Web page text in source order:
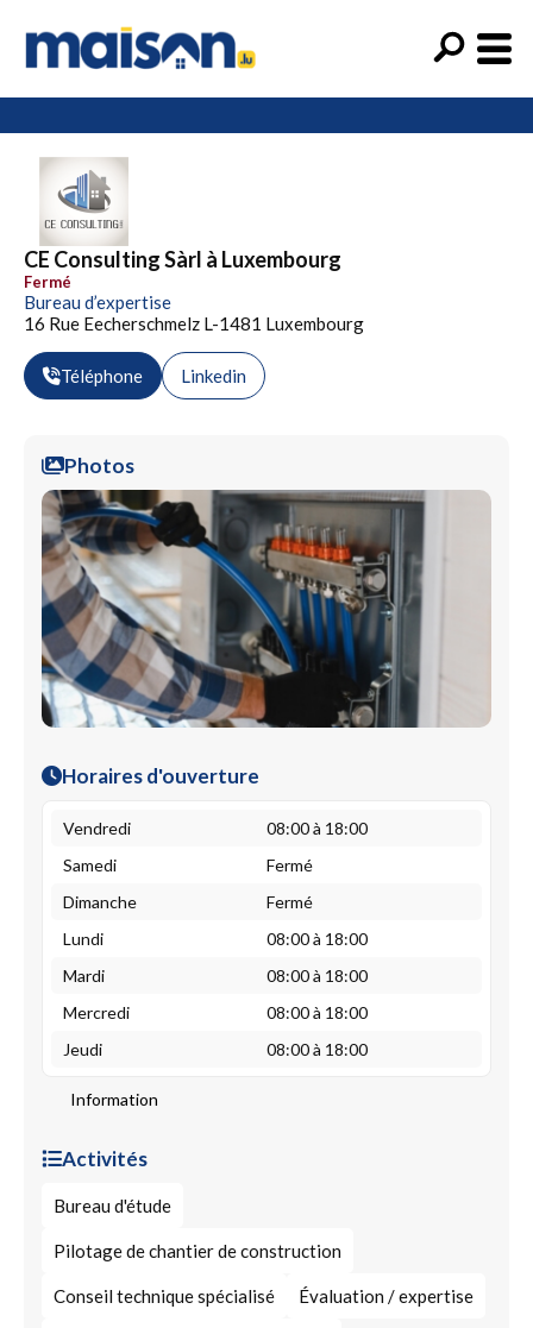
CE Consulting Sàrl à Luxembourg
Fermé
Bureau d’expertise
16 Rue Eecherschmelz L-1481 Luxembourg
Téléphone Linkedin
Photos
Horaires d'ouverture
Vendredi
08:00 à 18:00
Samedi
Fermé
Dimanche
Fermé
Lundi
08:00 à 18:00
Mardi
08:00 à 18:00
Mercredi
08:00 à 18:00
Jeudi
08:00 à 18:00
Information
Activités
Bureau d'étude
Pilotage de chantier de construction
Conseil technique spécialisé Évaluation / expertise